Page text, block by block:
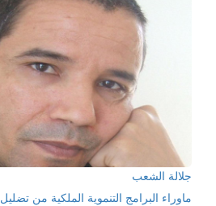
جلالة الشعب
ماوراء البرامج التنموية الملكية من تضليل ...